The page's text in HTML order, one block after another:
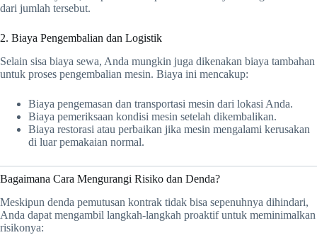
dari jumlah tersebut.
2. Biaya Pengembalian dan Logistik
Selain sisa biaya sewa, Anda mungkin juga dikenakan biaya tambahan
untuk proses pengembalian mesin. Biaya ini mencakup:
Biaya pengemasan dan transportasi mesin dari lokasi Anda.
Biaya pemeriksaan kondisi mesin setelah dikembalikan.
Biaya restorasi atau perbaikan jika mesin mengalami kerusakan
di luar pemakaian normal.
Bagaimana Cara Mengurangi Risiko dan Denda?
Meskipun denda pemutusan kontrak tidak bisa sepenuhnya dihindari,
Anda dapat mengambil langkah-langkah proaktif untuk meminimalkan
risikonya: